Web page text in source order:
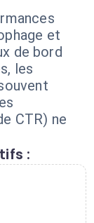
et
de bord
les
CTR) ne
: